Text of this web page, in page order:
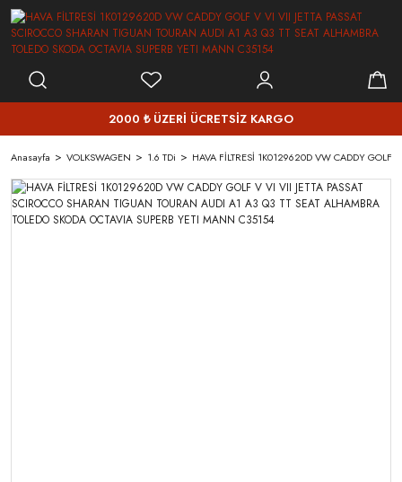
2000 ₺ ÜZERİ ÜCRETSİZ KARGO
Anasayfa VOLKSWAGEN 1.6 TDi HAVA FİLTRESİ 1K0129620D VW CADDY GOLF